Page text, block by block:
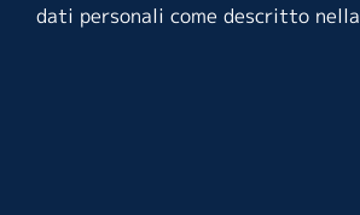
dati personali come descritto nella